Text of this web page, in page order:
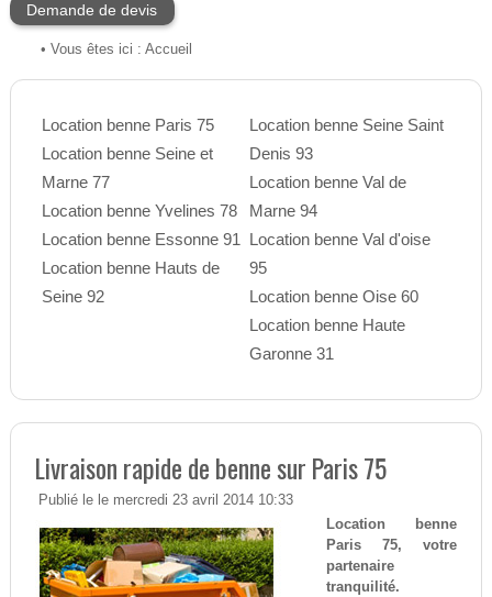
Demande de devis
• Vous êtes ici : Accueil
Location benne Paris 75
Location benne Seine et
Marne 77
Location benne Yvelines 78
Location benne Essonne 91
Location benne Hauts de
Seine 92
Location benne Seine Saint
Denis 93
Location benne Val de
Marne 94
Location benne Val d'oise
95
Location benne Oise 60
Location benne Haute
Garonne 31
Livraison rapide de benne sur Paris 75
Publié le le mercredi 23 avril 2014 10:33
Location benne
Paris 75, votre
partenaire
tranquilité.